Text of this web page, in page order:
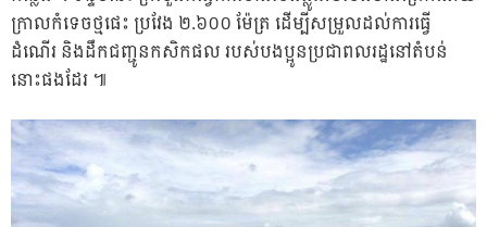
ក្រាលកំទេចថ្មផេះ ប្រវែង ២.៦០០ ម៉ែត្រ ដើម្បីសម្រួលដល់ការធ្វើ
ដំណើរ និងដឹកជញ្ជូនកសិកផល របស់បងប្អូនប្រជាពលរដ្ឋនៅតំបន់
នោះផងដែរ ៕